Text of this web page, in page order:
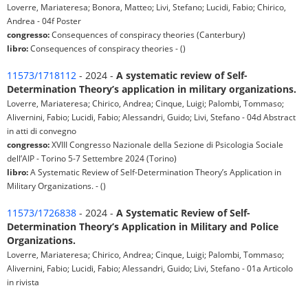
Loverre, Mariateresa; Bonora, Matteo; Livi, Stefano; Lucidi, Fabio; Chirico,
Andrea - 04f Poster
congresso:Consequences of conspiracy theories (Canterbury)
libro:Consequences of conspiracy theories - ()
11573/1718112 - 2024 - A systematic review of Self-
Determination Theory’s application in military organizations.
Loverre, Mariateresa; Chirico, Andrea; Cinque, Luigi; Palombi, Tommaso;
Alivernini, Fabio; Lucidi, Fabio; Alessandri, Guido; Livi, Stefano - 04d Abstract
in atti di convegno
congresso:XVIII Congresso Nazionale della Sezione di Psicologia Sociale
dell’AIP - Torino 5-7 Settembre 2024 (Torino)
libro:A Systematic Review of Self-Determination Theory’s Application in
Military Organizations. - ()
11573/1726838 - 2024 - A Systematic Review of Self-
Determination Theory’s Application in Military and Police
Organizations.
Loverre, Mariateresa; Chirico, Andrea; Cinque, Luigi; Palombi, Tommaso;
Alivernini, Fabio; Lucidi, Fabio; Alessandri, Guido; Livi, Stefano - 01a Articolo
in rivista